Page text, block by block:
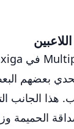
بعضهم
هذا الجانب
الحميمة